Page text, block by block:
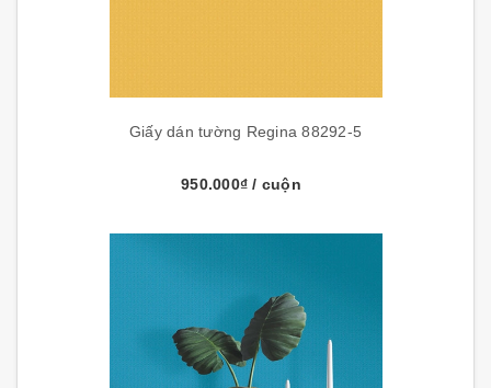
Giấy dán tường Regina 88292-5
950.000₫/ cuộn